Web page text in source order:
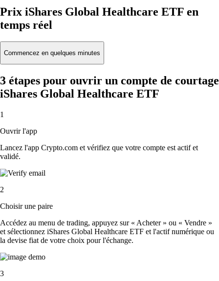
Prix iShares Global Healthcare ETF en
temps réel
Commencez en quelques minutes
3 étapes pour ouvrir un compte de courtage
iShares Global Healthcare ETF
1
Ouvrir l'app
Lancez l'app Crypto.com et vérifiez que votre compte est actif et
validé.
2
Choisir une paire
Accédez au menu de trading, appuyez sur « Acheter » ou « Vendre »
et sélectionnez iShares Global Healthcare ETF et l'actif numérique ou
la devise fiat de votre choix pour l'échange.
3